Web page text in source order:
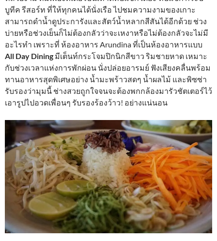
บูทีค รีสอร์ท ที่ให้ทุกคนได้นั่งเรือ ไปชมความงามของเกาะ
สามารถดำน้ำดูประการังและสัตว์น้ำหลากสีสันได้อีกด้วย ช่วง
บ่ายหรือช่วงเย็นก็ไม่ต้องกลัวว่าจะเหงาหรือไม่ต้องกลัวจะไม่มี
อะไรทำ เพราะที่ ห้องอาหาร Arundina ที่เป็นห้องอาหารแบบ
All Day Dining มีเต็นท์กระโจมปิกนิกสีขาว ริมชายหาด เหมาะ
กับช่วงเวลาแห่งการพักผ่อน นั่งปล่อยอารมย์ ฟังเสียงคลื่นพร้อม
ทานอาหารสุดพิเศษอย่าง น้ำมะพร้าวสดๆ น้ำผลไม้ และพิซซ่า
รับรองว่ามุมนี้ ช่างสวยถูกใจจนจะต้องพกกล้องมารัวชัตเตอร์ไว้
เอารูปไปอวดเพื่อนๆ รับรองร้องว้าว! อย่างแน่นอน